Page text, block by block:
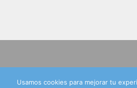
Usamos cookies para mejorar tu